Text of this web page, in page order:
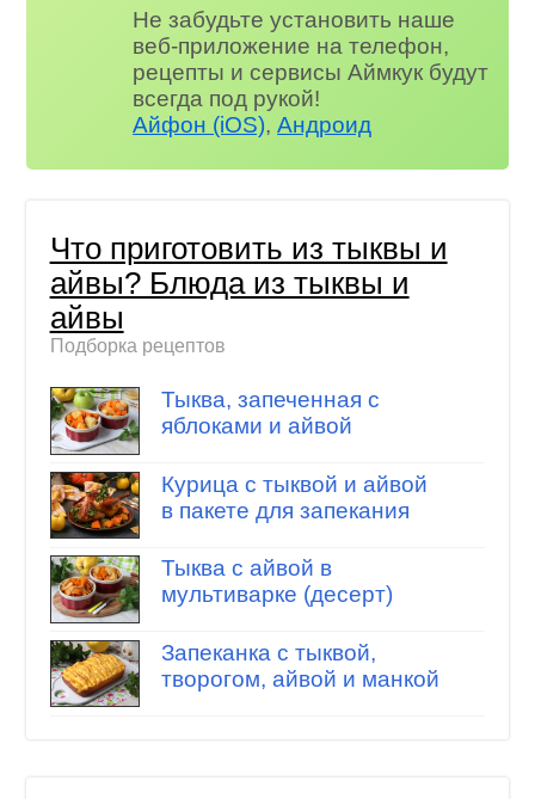
Не забудьте установить наше
веб-приложение на телефон,
рецепты и сервисы Аймкук будут
всегда под рукой!
Айфон (iOS),Андроид
Что приготовить из тыквы и
айвы? Блюда из тыквы и
айвы
Подборка рецептов
Тыква, запеченная с
яблоками и айвой
Курица с тыквой и айвой
в пакете для запекания
Тыква с айвой в
мультиварке (десерт)
Запеканка с тыквой,
творогом, айвой и манкой